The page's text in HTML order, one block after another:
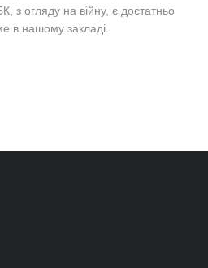
з огляду на війну, є достатньо
в нашому закладі.